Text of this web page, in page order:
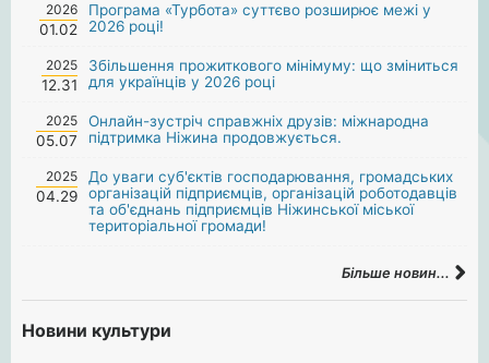
2026
01.02
Програма «Турбота» суттєво розширює межі у
2026 році!
2025
12.31
Збільшення прожиткового мінімуму: що зміниться
для українців у 2026 році
2025
05.07
Онлайн-зустріч справжніх друзів: міжнародна
підтримка Ніжина продовжується.
2025
04.29
До уваги суб'єктів господарювання, громадських
організацій підприємців, організацій роботодавців
та об'єднань підприємців Ніжинської міської
територіальної громади!
Більше новин...
Новини культури